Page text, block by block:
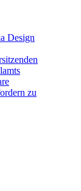
Design
zu